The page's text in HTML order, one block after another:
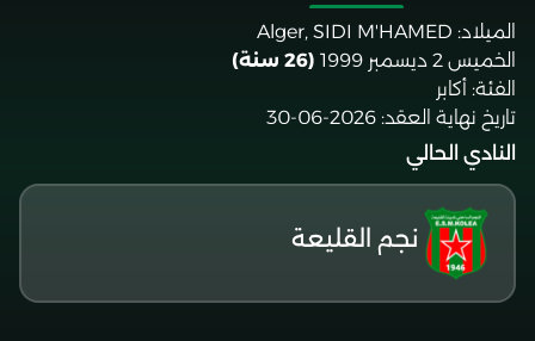
الميلاد: Alger, SIDI M'HAMED
الخميس 2 ديسمبر 1999
(26 سنة)
الفئة: أكابر
تاريخ نهاية العقد: 2026-06-30
النادي الحالي
نجم القليعة